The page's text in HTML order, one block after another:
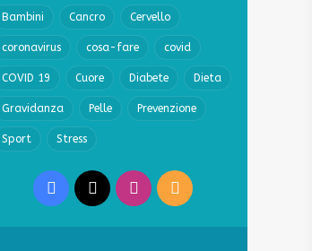
Bambini Cancro Cervello
coronavirus cosa-fare covid
COVID 19 Cuore Diabete Dieta
Gravidanza Pelle Prevenzione
Sport Stress
Facebook Instagram
RSS